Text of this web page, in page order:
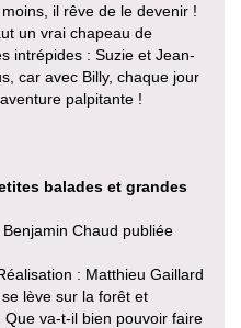
il rêve de le devenir !
un vrai chapeau de
intrépides : Suzie et Jean-
car avec Billy, chaque jour
palpitante !
balades et grandes
Chaud publiée
: Matthieu Gaillard
lève sur la forêt et
va-t-il bien pouvoir faire